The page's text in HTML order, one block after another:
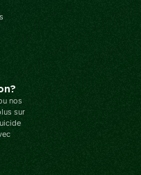
nos
sur